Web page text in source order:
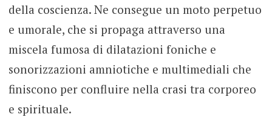
della coscienza. Ne consegue un moto perpetuo
e umorale, che si propaga attraverso una
miscela fumosa di dilatazioni foniche e
sonorizzazioni amniotiche e multimediali che
finiscono per confluire nella crasi tra corporeo
e spirituale.